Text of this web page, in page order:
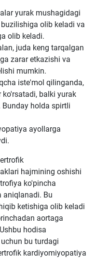
yurak mushagidagi
olib keladi va
olib keladi.
juda keng tarqalgan
zarar etkazishi va
mumkin.
iste'mol qilinganda,
balki yurak
holda spirtli
ayollarga
hajmining oshishi
ko'pincha
aniqlanadi. Bu
ketishiga olib keladi
aortaga
hodisa
bu turdagi
kardiyomiyopatiya